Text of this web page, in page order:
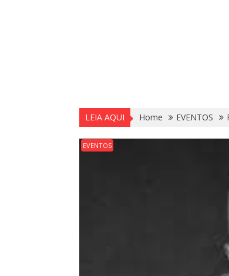
LEIA AQUI Home EVENTOS
EVENTOS